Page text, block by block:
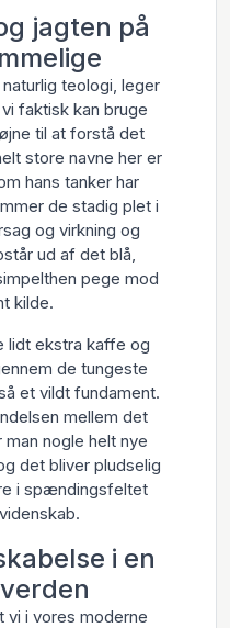
jagten på
teologi, leger
faktisk kan bruge
til at forstå det
store navne her er
hans tanker har
de stadig plet i
og virkning og
ud af det blå,
pege mod
kilde.
lidt ekstra kaffe og
de tungeste
et vildt fundament.
mellem det
nogle helt nye
det bliver pludselig
i spændingsfeltet
i en
vi i vores moderne